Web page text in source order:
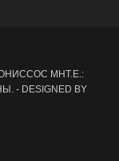
MHT.E.:
- DESIGNED BY